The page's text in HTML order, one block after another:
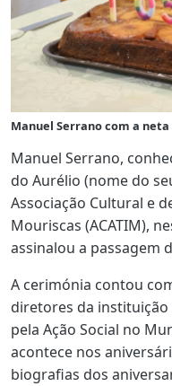
Manuel Serrano com a neta
Manuel Serrano,
do Aurélio (nome do
Associação Cultural e
Mouriscas (ACATIM),
assinalou a passagem
A cerimónia contou
diretores da instituição
pela Ação Social no
acontece nos
biografias dos